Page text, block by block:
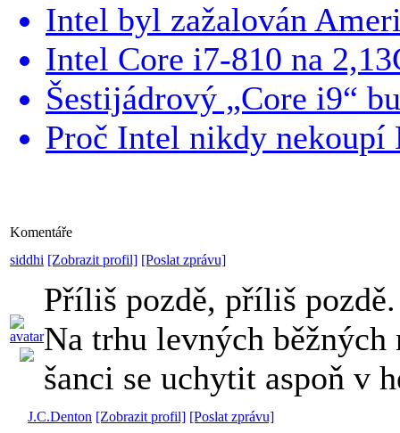
Intel byl zažalován
Intel Core i7-810 na
Šestijádrový „Core i9“
Proč Intel nikdy
Komentáře
siddhi [Zobrazit profil] [Poslat zprávu]
Příliš pozdě, příliš
Na trhu levných
šanci se uchytit aspoň v
J.C.Denton [Zobrazit profil] [Poslat zprávu]